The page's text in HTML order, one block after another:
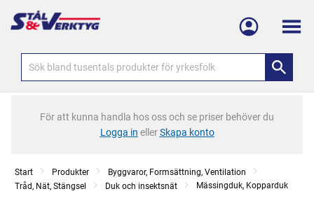
Meny
För att kunna handla hos oss och se priser behöver du
Logga in ellerSkapa konto
Start Produkter
Byggvaror, Formsättning, Ventilation
Tråd, Nät, Stängsel
Duk och insektsnät Mässingduk, Kopparduk